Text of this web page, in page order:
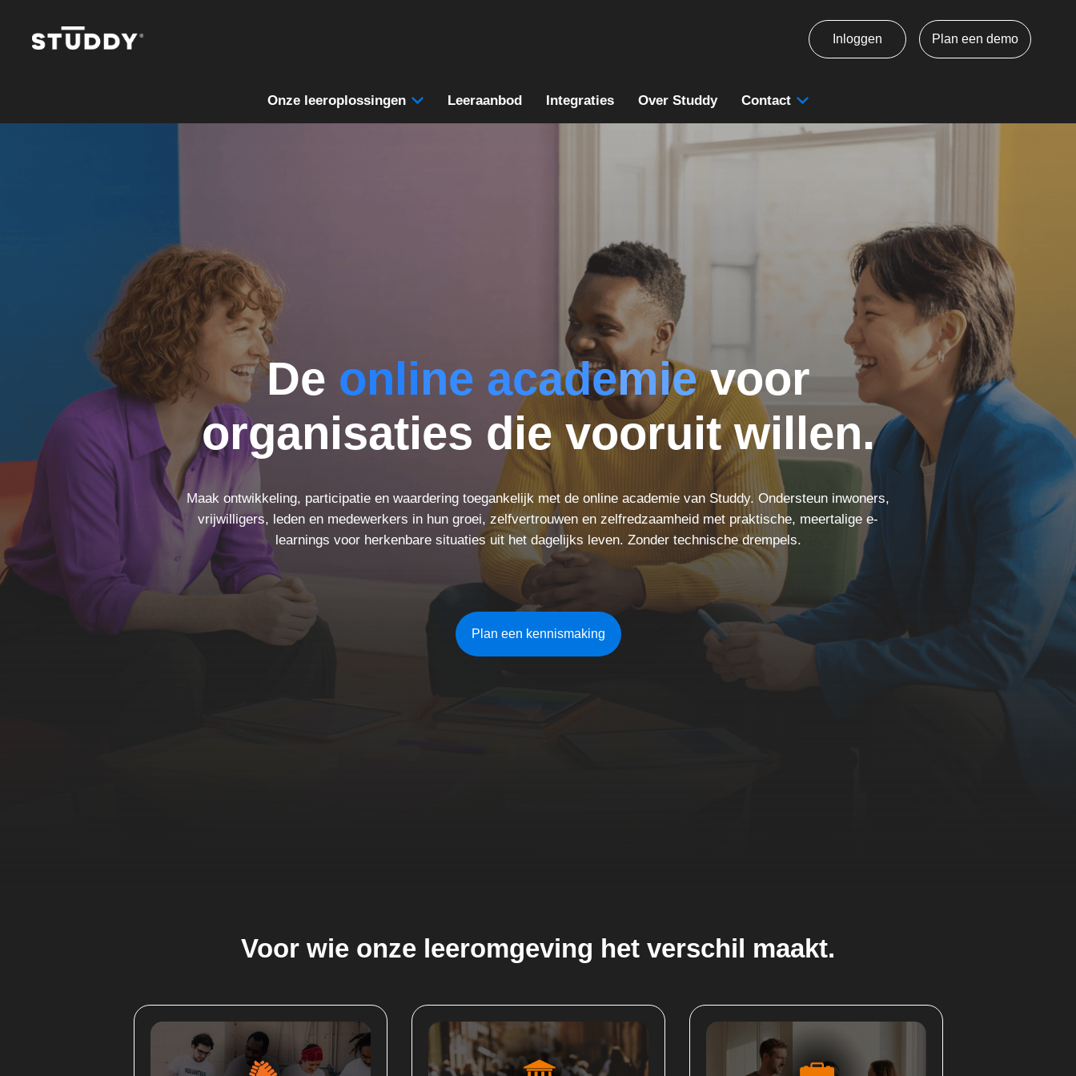
Inloggen Plan een demo
Onze leeroplossingen Leeraanbod Integraties Over Studdy Contact
De online academievoor
organisaties die vooruit willen.
Maak ontwikkeling, participatie en waardering toegankelijk met de online academie van Studdy. Ondersteun inwoners,
vrijwilligers, leden en medewerkers in hun groei, zelfvertrouwen en zelfredzaamheid met praktische, meertalige e-
learnings voor herkenbare situaties uit het dagelijks leven. Zonder technische drempels.
.
Plan een kennismaking
Voor wie onze leeromgeving het verschil maakt.